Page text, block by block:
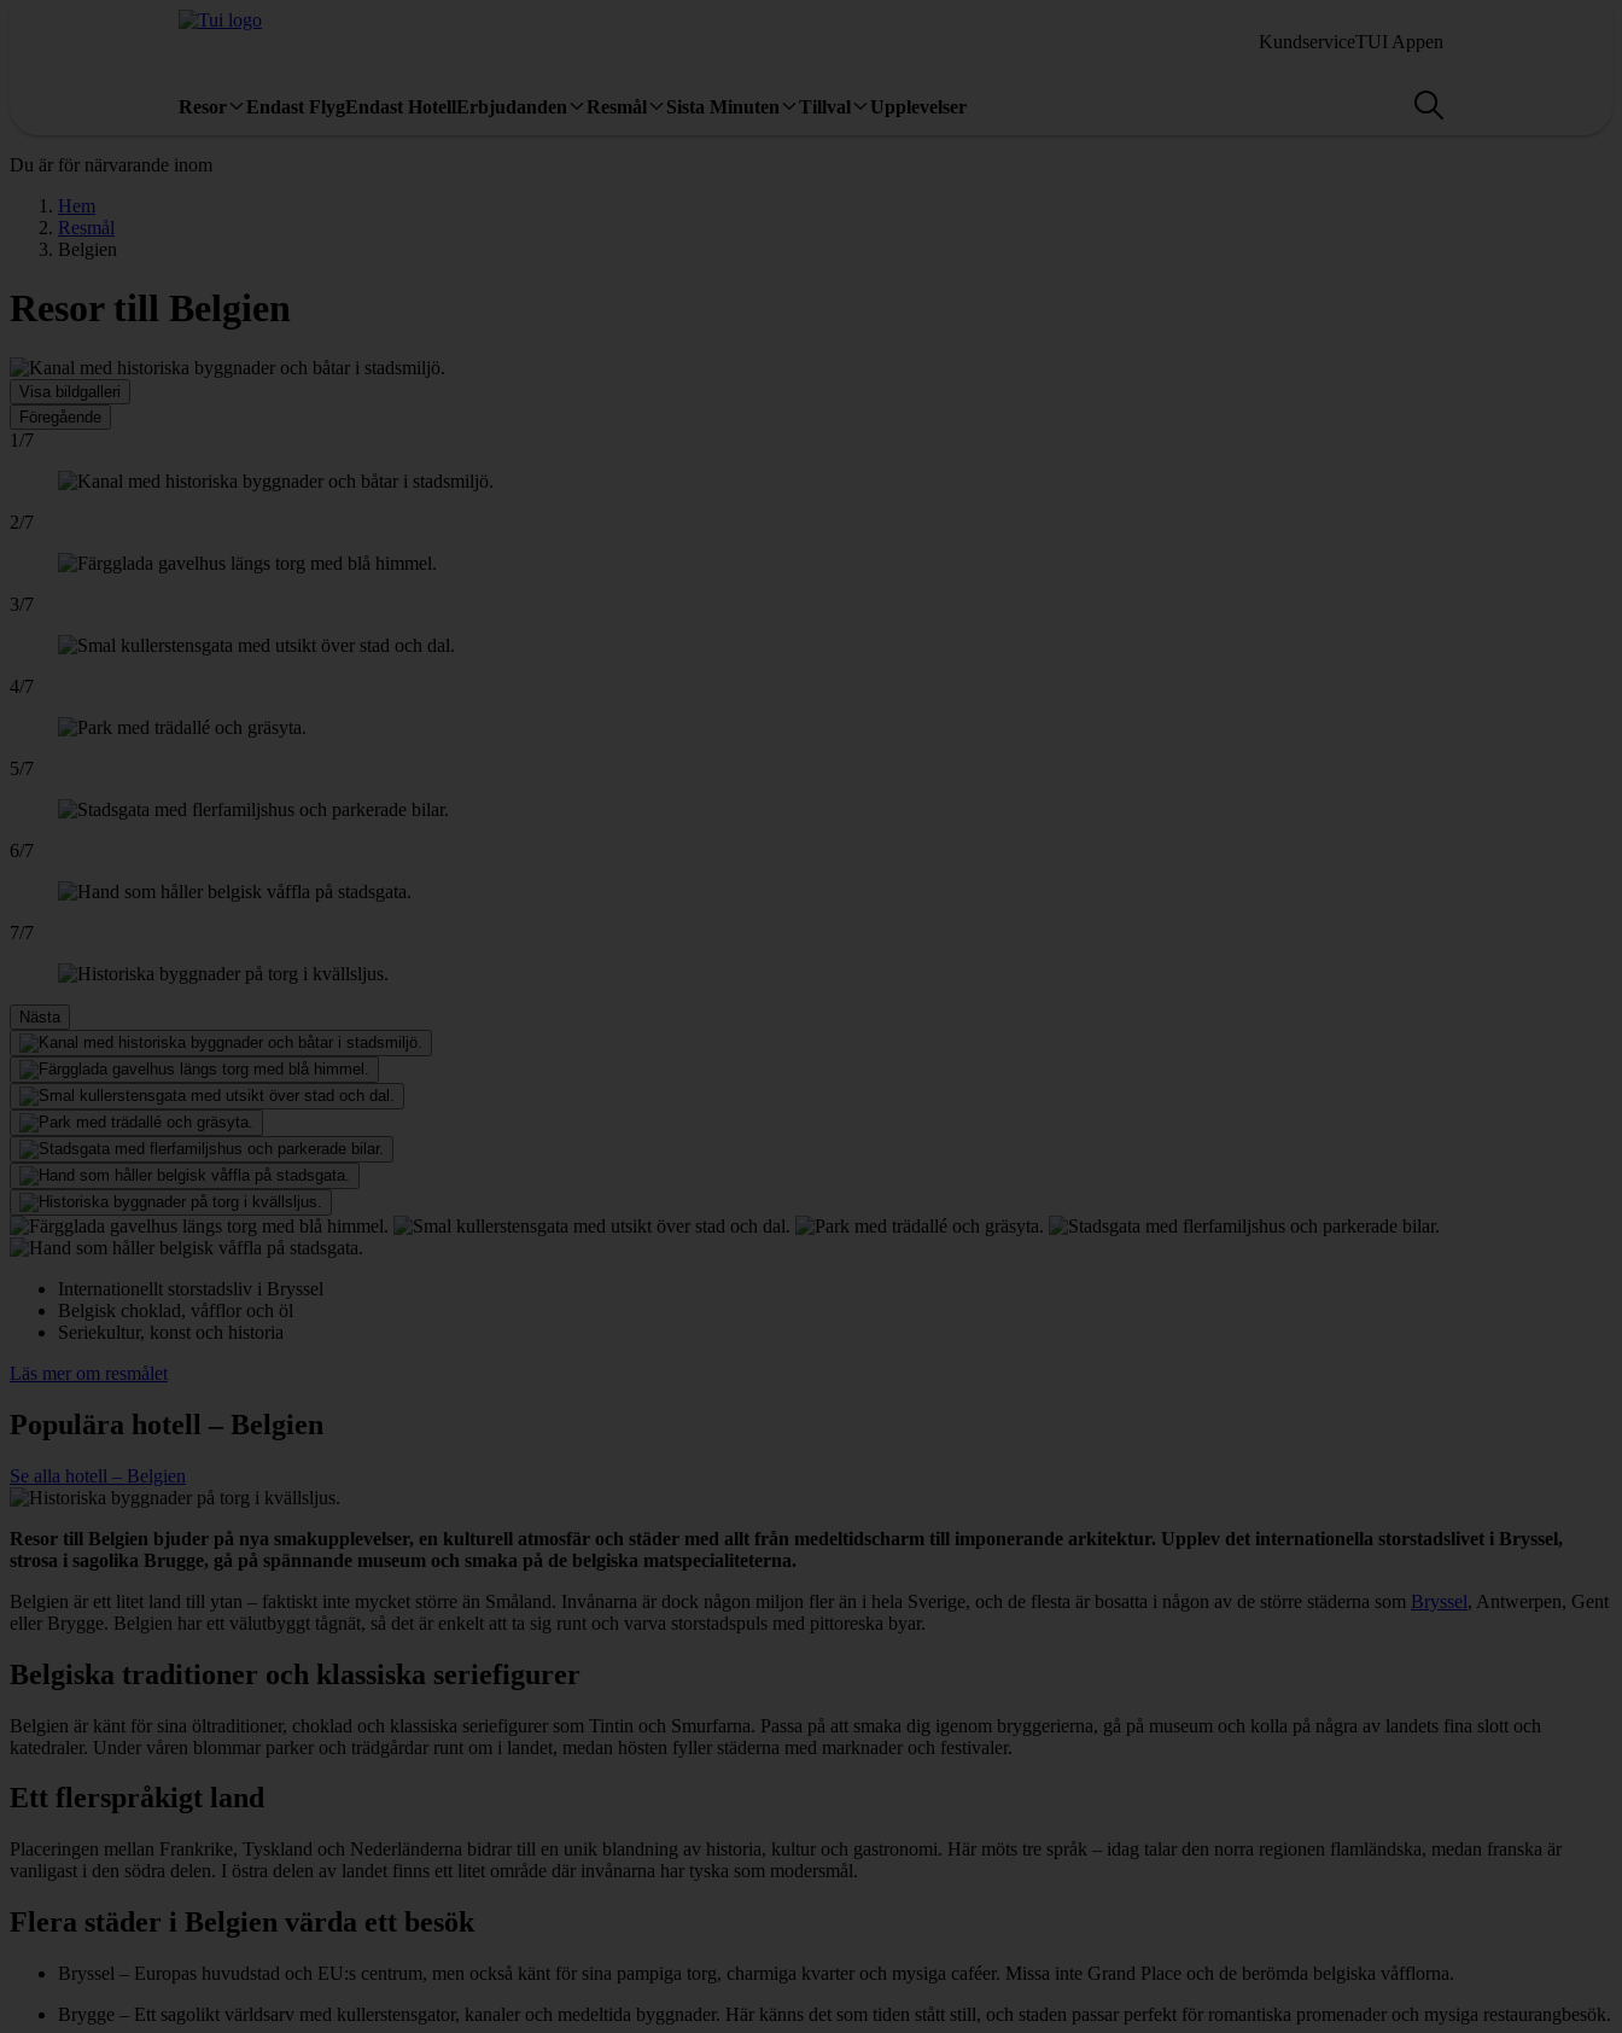
KundserviceTUI Appen
Resor Endast FlygEndast HotellErbjudanden Resmål Sista Minuten Tillval Upplevelser
Du är för närvarande inom
Hem
Resmål
Belgien
Resor till Belgien
Visa bildgalleri
Föregående
1/7
2/7
3/7
4/7
5/7
6/7
7/7
Nästa
Internationellt storstadsliv i Bryssel
Belgisk choklad, våfflor och öl
Seriekultur, konst och historia
Läs mer om resmålet
Populära hotell – Belgien
Se alla hotell – Belgien
Resor till Belgien bjuder på nya smakupplevelser, en kulturell atmosfär och städer med allt från medeltidscharm till imponerande arkitektur. Upplev det internationella storstadslivet i Bryssel,
strosa i sagolika Brugge, gå på spännande museum och smaka på de belgiska matspecialiteterna.
Belgien är ett litet land till ytan – faktiskt inte mycket större än Småland. Invånarna är dock någon miljon fler än i hela Sverige, och de flesta är bosatta i någon av de större städerna som Bryssel, Antwerpen, Gent
eller Brygge. Belgien har ett välutbyggt tågnät, så det är enkelt att ta sig runt och varva storstadspuls med pittoreska byar.
Belgiska traditioner och klassiska seriefigurer
Belgien är känt för sina öltraditioner, choklad och klassiska seriefigurer som Tintin och Smurfarna. Passa på att smaka dig igenom bryggerierna, gå på museum och kolla på några av landets fina slott och
katedraler. Under våren blommar parker och trädgårdar runt om i landet, medan hösten fyller städerna med marknader och festivaler.
Ett flerspråkigt land
Placeringen mellan Frankrike, Tyskland och Nederländerna bidrar till en unik blandning av historia, kultur och gastronomi. Här möts tre språk – idag talar den norra regionen flamländska, medan franska är
vanligast i den södra delen. I östra delen av landet finns ett litet område där invånarna har tyska som modersmål.
Flera städer i Belgien värda ett besök
Bryssel – Europas huvudstad och EU:s centrum, men också känt för sina pampiga torg, charmiga kvarter och mysiga caféer. Missa inte Grand Place och de berömda belgiska våfflorna.
Brygge – Ett sagolikt världsarv med kullerstensgator, kanaler och medeltida byggnader. Här känns det som tiden stått still, och staden passar perfekt för romantiska promenader och mysiga restaurangbesök.